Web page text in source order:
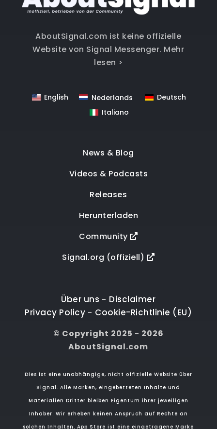
AboutSignal.com ist keine offizielle
Website von Signal Messenger. Mehr
lesen >
English Nederlands
Deutsch
Italiano
News & Blog
Videos & Podcasts
Releases
Herunterladen
Community
Signal.org (offiziell)
Über uns - Disclaimer
Privacy Policy - Cookie-Richtlinie (EU)
© Copyright 2025 - 2026
AboutSignal.com
Dies ist eine unabhängige, nicht offizielle Website über
Signal. Alle Marken, eingebetteten Inhalte und
Materialien Dritter bleiben Eigentum ihrer jeweiligen
Inhaber. Wir erheben keinen Anspruch auf Rechte an
solchen Inhalten. App Store ist eine eingetragene Marke